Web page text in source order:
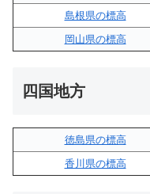
島根県の標高
岡山県の標高
四国地方
徳島県の標高
香川県の標高